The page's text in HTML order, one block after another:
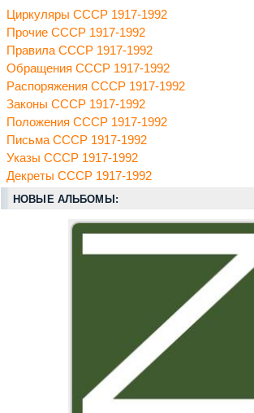
Циркуляры СССР 1917-1992
Прочие СССР 1917-1992
Правила СССР 1917-1992
Обращения СССР 1917-1992
Распоряжения СССР 1917-1992
Законы СССР 1917-1992
Положения СССР 1917-1992
Письма СССР 1917-1992
Указы СССР 1917-1992
Декреты СССР 1917-1992
НОВЫЕ АЛЬБОМЫ: